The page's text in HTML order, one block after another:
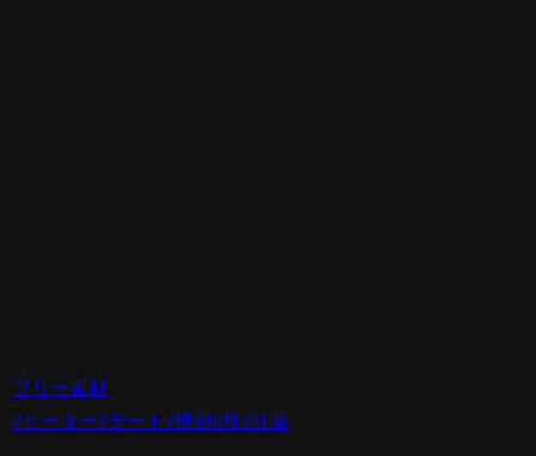
フリー素材
#セーター#デート#横顔#秋#紅葉